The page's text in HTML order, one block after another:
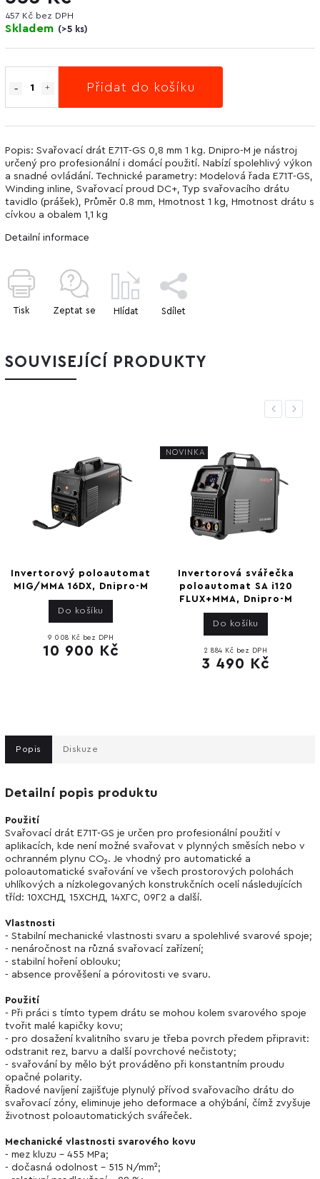
457 Kč bez DPH
Skladem (>5 ks)
Přidat do košíku
Popis: Svařovací drát E71T-GS 0,8 mm 1 kg. Dnipro-M je nástroj
určený pro profesionální i domácí použití. Nabízí spolehlivý výkon
a snadné ovládání. Technické parametry: Modelová řada E71T-GS,
Winding inline, Svařovací proud DC+, Typ svařovacího drátu
tavidlo (prášek), Průměr 0.8 mm, Hmotnost 1 kg, Hmotnost drátu s
cívkou a obalem 1,1 kg
Detailní informace
Tisk Zeptat se Hlídat Sdílet
Popis Diskuze
Detailní popis produktu
Použití
Svařovací drát E71T-GS je určen pro profesionální použití v
aplikacích, kde není možné svařovat v plynných směsích nebo v
ochranném plynu CO₂. Je vhodný pro automatické a
poloautomatické svařování ve všech prostorových polohách
uhlíkových a nízkolegovaných konstrukčních ocelí následujících
tříd: 10ХСНД, 15ХСНД, 14ХГС, 09Г2 a další.
Vlastnosti
- Stabilní mechanické vlastnosti svaru a spolehlivé svarové spoje;
- nenáročnost na různá svařovací zařízení;
- stabilní hoření oblouku;
- absence prověšení a pórovitosti ve svaru.
Použití
- Při práci s tímto typem drátu se mohou kolem svarového spoje
tvořit malé kapičky kovu;
- pro dosažení kvalitního svaru je třeba povrch předem připravit:
odstranit rez, barvu a další povrchové nečistoty;
- svařování by mělo být prováděno při konstantním proudu
opačné polarity.
Řadové navíjení zajišťuje plynulý přívod svařovacího drátu do
svařovací zóny, eliminuje jeho deformace a ohýbání, čímž zvyšuje
životnost poloautomatických svářeček.
Mechanické vlastnosti svarového kovu
- mez kluzu - 455 MPa;
- dočasná odolnost - 515 N/mm²;
SOUVISEJÍCÍ PRODUKTY
Previous
Invertorový poloautomat
MIG/MMA 16DX, Dnipro-M
9 008 Kč bez DPH
10 900 Kč
Do košíku
NOVINKA
Invertorová svářečka
poloautomat SA i120
FLUX+MMA, Dnipro-M
2 884 Kč bez DPH
3 490 Kč
Do košíku
Next